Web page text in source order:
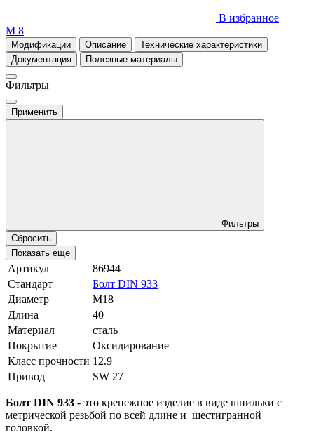
В избранное
М 8
Модификации Описание
Технические характеристики
Документация
Полезные материалы
Фильтры
Применить
Фильтры
Сбросить
Показать еще
Артикул
86944
Стандарт
Болт DIN 933
Диаметр
М18
Длина
40
Материал
сталь
Покрытие
Оксидирование
Класс прочности 12.9
Привод
SW 27
Болт DIN 933 - это крепежное изделие в виде шпильки с
метрической резьбой по всей длине и шестигранной
головкой.